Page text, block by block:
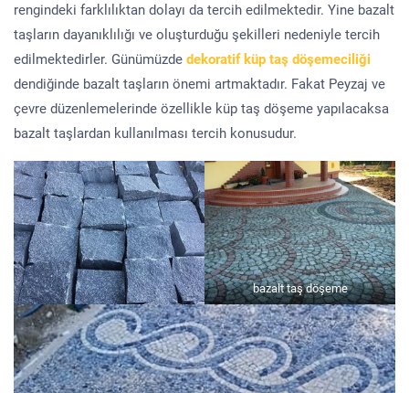
rengindeki farklılıktan dolayı da tercih edilmektedir. Yine bazalt
taşların dayanıklılığı ve oluşturduğu şekilleri nedeniyle tercih
edilmektedirler. Günümüzde dekoratif küp taş döşemeciliği
dendiğinde bazalt taşların önemi artmaktadır. Fakat Peyzaj ve
çevre düzenlemelerinde özellikle küp taş döşeme yapılacaksa
bazalt taşlardan kullanılması tercih konusudur.
bazalt taş döşeme